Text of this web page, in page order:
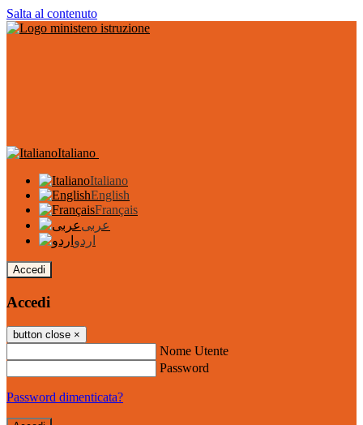
Salta al contenuto
Italiano
Italiano
English
Français
عربى
اردو
Accedi
Accedi
button close ×
Nome Utente
Password
Password dimenticata?